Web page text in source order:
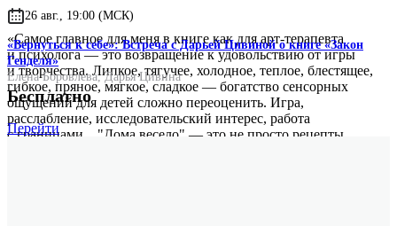
«Самое главное для меня в книге как для арт-терапевта
и психолога — это возвращение к удовольствию от игры
и творчества. Липкое, тягучее, холодное, теплое, блестящее,
гибкое, пряное, мягкое, сладкое — богатство сенсорных
ощущений для детей сложно переоценить. Игра,
расслабление, исследовательский интерес, работа
с границами... "Дома весело" — это не просто рецепты
26 авг., 19:00 (МСК)
«Вернуться к себе»: Встреча с Дарьей Цивиной о книге «Закон
Генделя»
Елена Боровлева,Дарья Цивина
Бесплатно
Перейти